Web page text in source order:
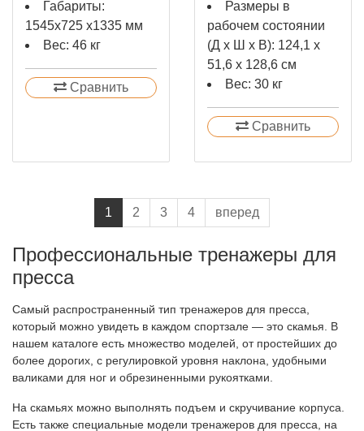
Габариты:
1545x725 x1335 мм
Вес: 46 кг
Сравнить
Размеры в
рабочем состоянии
(Д х Ш х В): 124,1 х
51,6 х 128,6 см
Вес: 30 кг
Сравнить
1 2 3 4 вперед
Профессиональные тренажеры для
пресса
Самый распространенный тип тренажеров для пресса,
который можно увидеть в каждом спортзале — это скамья. В
нашем каталоге есть множество моделей, от простейших до
более дорогих, с регулировкой уровня наклона, удобными
валиками для ног и обрезиненными рукоятками.
На скамьях можно выполнять подъем и скручивание корпуса.
Есть также специальные модели тренажеров для пресса, на